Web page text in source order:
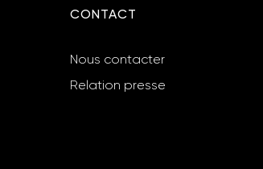
CONTACT
Nous contacter
Relation presse